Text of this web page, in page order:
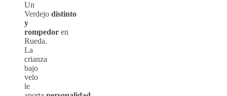
Un
Verdejo distinto
y
rompedor en
Rueda.
La
crianza
bajo
velo
le